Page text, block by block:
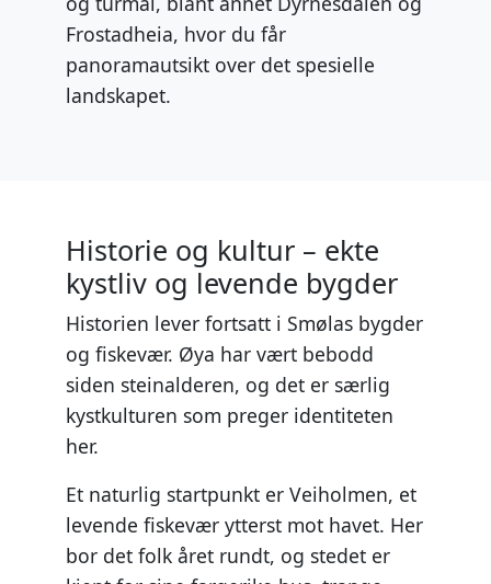
Frostadheia, hvor du får
panoramautsikt over det spesielle
landskapet.
Historie og kultur – ekte
kystliv og levende bygder
Historien lever fortsatt i Smølas bygder
og fiskevær. Øya har vært bebodd
siden steinalderen, og det er særlig
kystkulturen som preger identiteten
her.
Et naturlig startpunkt er Veiholmen, et
levende fiskevær ytterst mot havet. Her
bor det folk året rundt, og stedet er